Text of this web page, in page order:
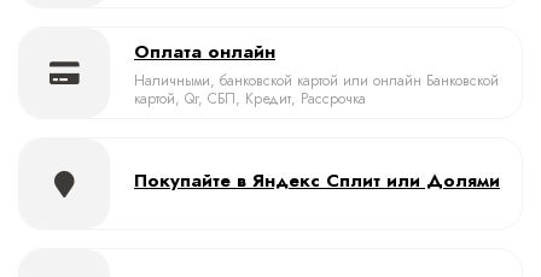
Оплата онлайн
Наличными, банковской картой или онлайн Банковской
картой, Qr, СБП, Кредит, Рассрочка
Покупайте в Яндекс Сплит или Долями